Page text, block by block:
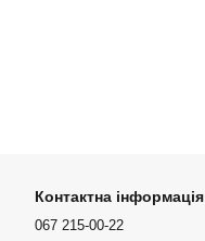
Контактна інформація
067 215-00-22